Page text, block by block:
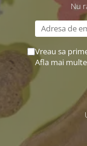
Nu
Vreau sa
Afla mai